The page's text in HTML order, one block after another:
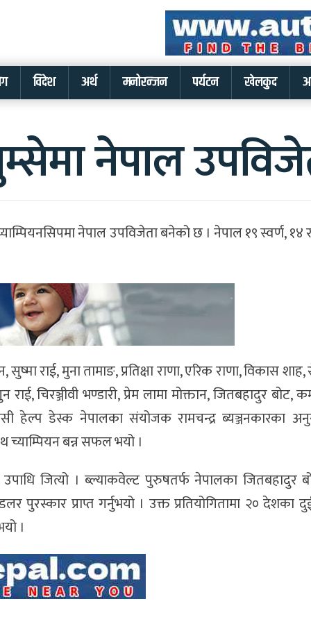
विदेश अर्थ मनोरन्जन पर्यटन खेलकुद
नेपाल
नेपाल उपविजेता बनेको छ । नेपाल १९ स्वर्ण, १४
राई, मुना तामाङ, प्रतिक्षा राणा, एरिक राणा, विकास शाह,
चिरञ्जीवी भण्डारी, प्रेम लामा मोक्तान, जितबहादुर बोट,
हेल्प डेस्क नेपालका संयोजक रामचन्द्र ब्यञ्जनकारका
च्याम्पियन बन्न सफल भयो ।
जित्यो । ब्ल्याकवेल्ट पुरुषतर्फ नेपालका जितबहादुर
प्राप्त गर्नुभयो । उक्त प्रतियोगितामा २० देशका
।